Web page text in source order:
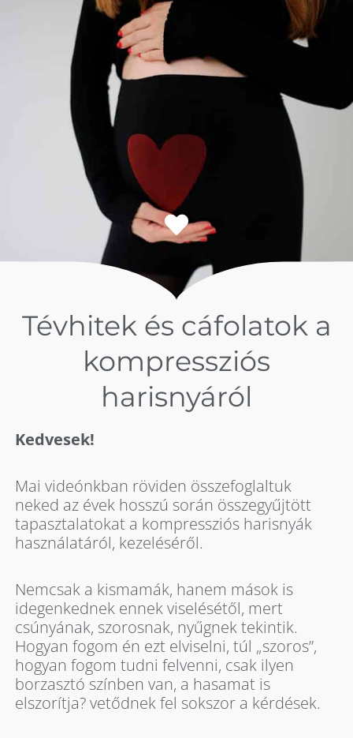
Tévhitek és cáfolatok a
kompressziós
harisnyáról
Kedvesek!
Mai videónkban röviden összefoglaltuk
neked az évek hosszú során összegyűjtött
tapasztalatokat a kompressziós harisnyák
használatáról, kezeléséről.
Nemcsak a kismamák, hanem mások is
idegenkednek ennek viselésétől, mert
csúnyának, szorosnak, nyűgnek tekintik.
Hogyan fogom én ezt elviselni, túl „szoros”,
hogyan fogom tudni felvenni, csak ilyen
borzasztó színben van, a hasamat is
elszorítja? vetődnek fel sokszor a kérdések.